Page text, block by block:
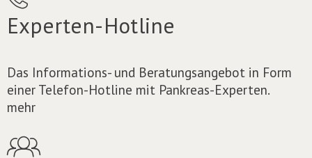
Experten-Hotline
Das Informations- und Beratungsangebot in Form
einer Telefon-Hotline mit Pankreas-Experten.
mehr